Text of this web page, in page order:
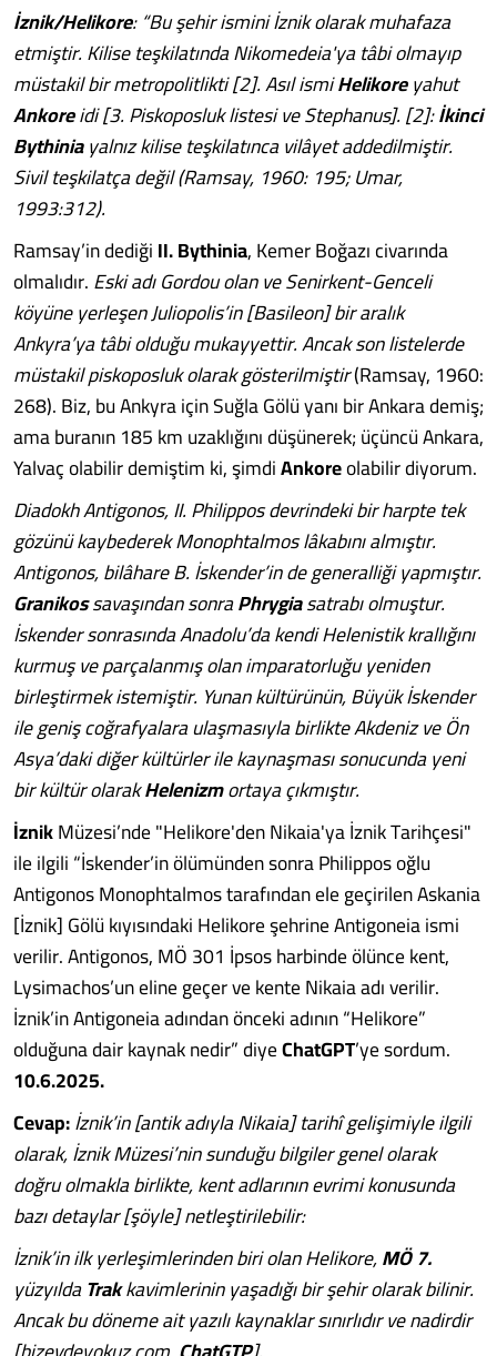
İznik/Helikore: “Bu şehir ismini İznik olarak muhafaza
etmiştir. Kilise teşkilatında Nikomedeia'ya tâbi olmayıp
müstakil bir metropolitlikti [2]. Asıl ismiHelikoreyahut
Ankoreidi [3. Piskoposluk listesi ve Stephanus]. [2]:İkinci
Bythiniayalnız kilise teşkilatınca vilâyet addedilmiştir.
Sivil teşkilatça değil (Ramsay, 1960: 195; Umar,
1993:312).
Ramsay’in dediğiII. Bythinia, Kemer Boğazı civarında
olmalıdır.Eski adı Gordou olan ve Senirkent-Genceli
köyüne yerleşen Juliopolis’in [Basileon] bir aralık
Ankyra’ya tâbi olduğu mukayyettir. Ancak son listelerde
müstakil piskoposluk olarak gösterilmiştir(Ramsay, 1960:
268). Biz, bu Ankyra için Suğla Gölü yanı bir Ankara demiş;
ama buranın 185 km uzaklığını düşünerek; üçüncü Ankara,
Yalvaç olabilir demiştim ki, şimdiAnkoreolabilir diyorum.
Diadokh Antigonos, II. Philippos devrindeki bir harpte tek
gözünü kaybederek Monophtalmos lâkabını almıştır.
Antigonos, bilâhare B. İskender’in de generalliği yapmıştır.
Granikossavaşından sonraPhrygiasatrabı olmuştur.
İskender sonrasında Anadolu’da kendi Helenistik krallığını
kurmuş ve parçalanmış olan imparatorluğu yeniden
birleştirmek istemiştir. Yunan kültürünün, Büyük İskender
ile geniş coğrafyalara ulaşmasıyla birlikte Akdeniz ve Ön
Asya’daki diğer kültürler ile kaynaşması sonucunda yeni
bir kültür olarakHelenizmortaya çıkmıştır.
İznikMüzesi’nde "Helikore'den Nikaia'ya İznik Tarihçesi"
ile ilgili“İskender’in ölümünden sonra Philippos oğlu
Antigonos Monophtalmos tarafından ele geçirilen Askania
[İznik] Gölü kıyısındaki Helikore şehrine Antigoneia ismi
verilir. Antigonos, MÖ 301 İpsos harbinde ölünce kent,
Lysimachos’un eline geçer ve kente Nikaia adı verilir.
İznik’in Antigoneia adından önceki adının “Helikore”
olduğuna dair kaynak nedir” diyeChatGPT’ye sordum.
10.6.2025.
Cevap:İznik’in [antik adıyla Nikaia] tarihî gelişimiyle ilgili
olarak, İznik Müzesi’nin sunduğu bilgiler genel olarak
doğru olmakla birlikte, kent adlarının evrimi konusunda
bazı detaylar [şöyle] netleştirilebilir:
İznik’in ilk yerleşimlerinden biri olan Helikore,MÖ 7.
yüzyıldaTrakkavimlerinin yaşadığı bir şehir olarak bilinir.
Ancak bu döneme ait yazılı kaynaklar sınırlıdır ve nadirdir